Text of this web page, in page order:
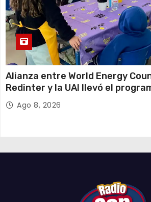
Alianza entre World Energy
Redinter y la UAI llevó el
Energy a Arica y Pozo Almonte
Ago 8, 2026